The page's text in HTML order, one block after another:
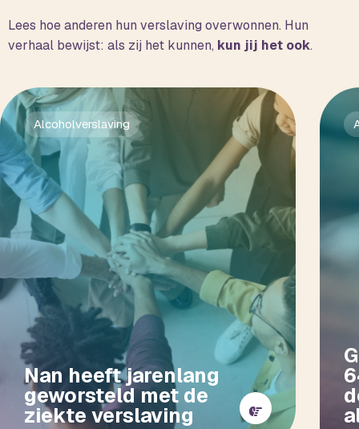
Lees hoe anderen hun verslaving overwonnen. Hun
verhaal bewijst: als zij het kunnen, kun jij het ook.
Alcoholverslaving
Nan heeft jarenlang
geworsteld met de
ziekte verslaving